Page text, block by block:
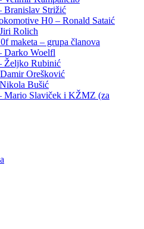
Branislav Strižić
H0 – Ronald Sataić
Rolich
maketa – grupa članova
Darko Woelfl
Željko Rubinić
Orešković
Bušić
Mario Slaviček i KŽMZ (za